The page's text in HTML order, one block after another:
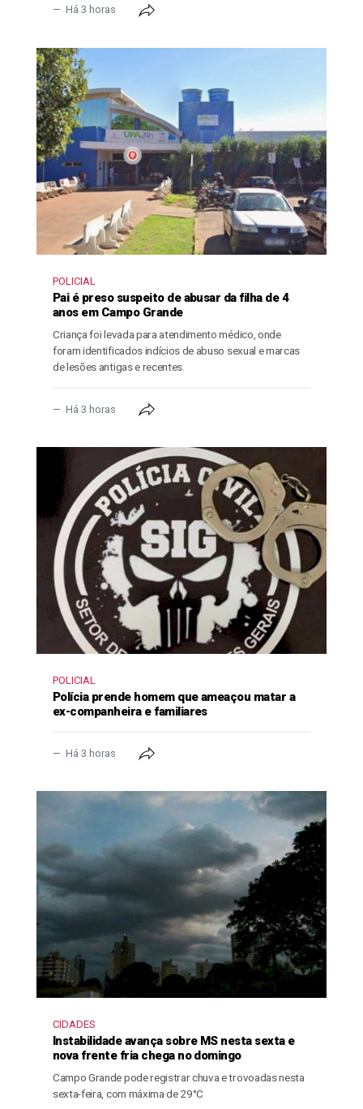
Há 3 horas
POLICIAL
Pai é preso suspeito de abusar da filha de 4
anos em Campo Grande
Criança foi levada para atendimento médico, onde
foram identificados indícios de abuso sexual e marcas
de lesões antigas e recentes.
Há 3 horas
POLICIAL
Polícia prende homem que ameaçou matar a
ex-companheira e familiares
Há 3 horas
CIDADES
Instabilidade avança sobre MS nesta sexta e
nova frente fria chega no domingo
Campo Grande pode registrar chuva e trovoadas nesta
sexta-feira, com máxima de 29°C